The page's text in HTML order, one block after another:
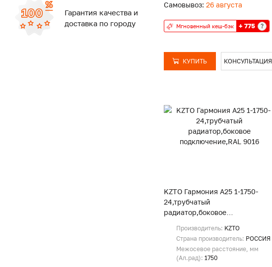
Гарантия качества и
доставка по городу
Самовывоз: 26 августа
Мгновенный кеш-бэк + 775 ?
КУПИТЬ КОНСУЛЬТАЦИЯ
KZTO Гармония А25 1-1750-
24,трубчатый
радиатор,боковое
Производитель: KZTO
Страна производитель: РОССИЯ
Межосевое расстояние, мм
(Ал.рад): 1750